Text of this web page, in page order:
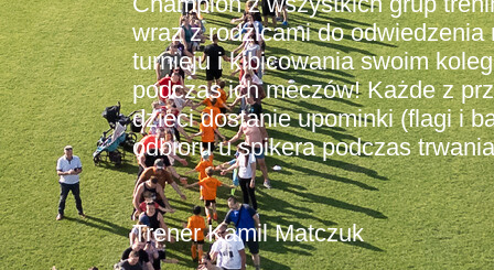
wraz z rodzicami do odwiedzenia
turnieju i kibicowania swoim
podczas ich meczów! Każde z
dzieci dostanie upominki (flagi i
odbioru u spikera podczas
Trener Kamil Matczuk